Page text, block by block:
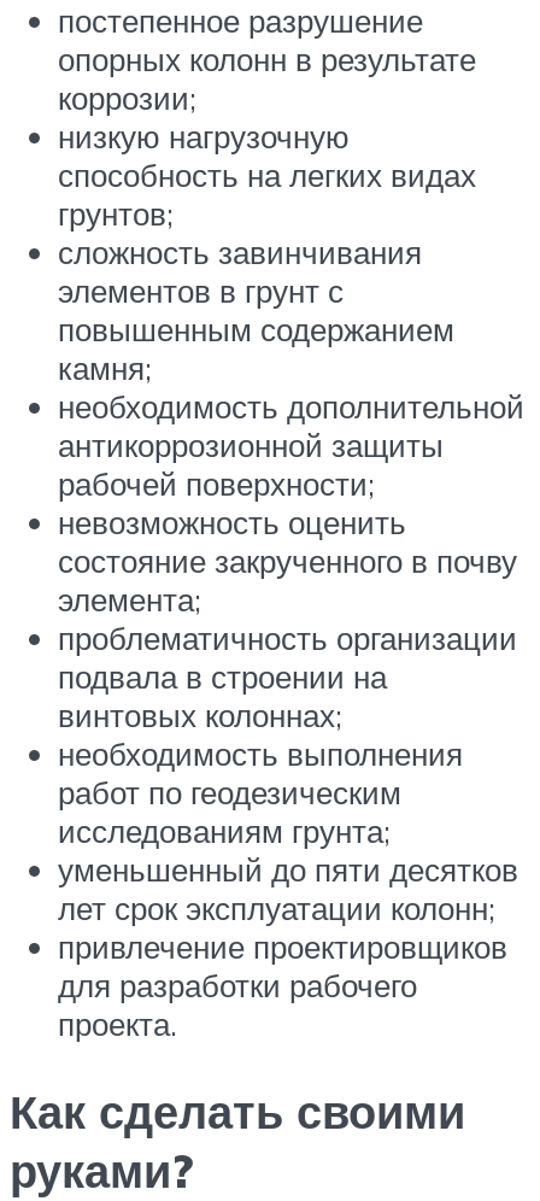
постепенное разрушение
опорных колонн в результате
коррозии;
низкую нагрузочную
способность на легких видах
грунтов;
сложность завинчивания
элементов в грунт с
повышенным содержанием
камня;
необходимость дополнительной
антикоррозионной защиты
рабочей поверхности;
невозможность оценить
состояние закрученного в почву
элемента;
проблематичность организации
подвала в строении на
винтовых колоннах;
необходимость выполнения
работ по геодезическим
исследованиям грунта;
уменьшенный до пяти десятков
лет срок эксплуатации колонн;
привлечение проектировщиков
для разработки рабочего
проекта.
Как сделать своими
руками?